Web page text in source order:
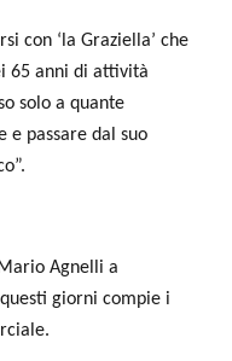
con ‘la Graziella’ che
65 anni di attività
solo a quante
e passare dal suo
Agnelli a
giorni compie i